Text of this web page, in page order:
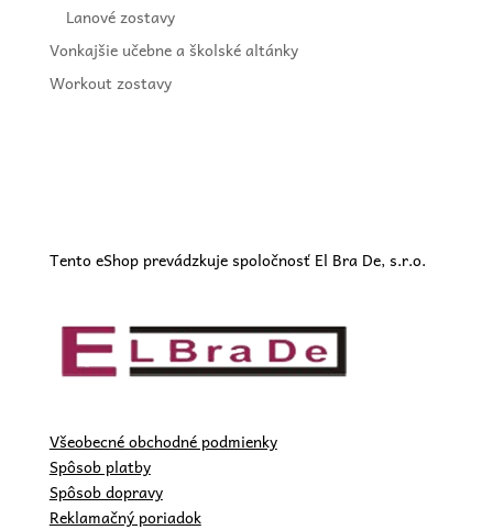
Lanové zostavy
Vonkajšie učebne a školské altánky
Workout zostavy
Tento eShop prevádzkuje spoločnosť El Bra De, s.r.o.
Všeobecné obchodné podmienky
Spôsob platby
Spôsob dopravy
Reklamačný poriadok